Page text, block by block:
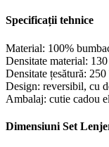
Specificații tehnice
Material: 100%
Densitate material:
Densitate țesătură:
Design: reversibil, cu
Ambalaj: cutie cadou
Dimensiuni Set